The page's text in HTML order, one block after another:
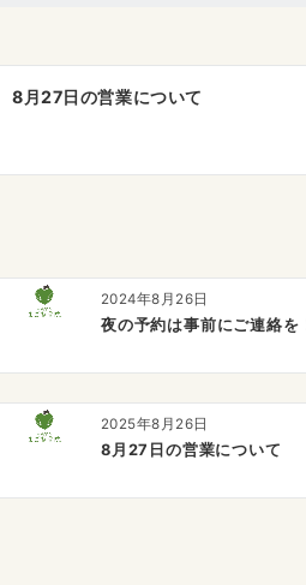
8月27日の営業について
2024年8月26日
夜の予約は事前にご連絡
2025年8月26日
8月27日の営業について